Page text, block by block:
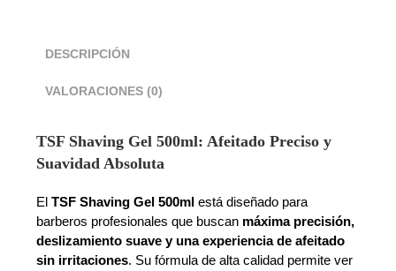
DESCRIPCIÓN
VALORACIONES (0)
TSF Shaving Gel 500ml: Afeitado Preciso y
Suavidad Absoluta
ElTSF Shaving Gel 500ml está diseñado para
barberos profesionales que buscan máxima precisión,
deslizamiento suave y una experiencia de afeitado
sin irritaciones. Su fórmula de alta calidad permite ver